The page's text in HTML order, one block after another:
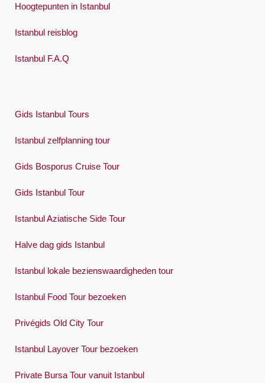
Hoogtepunten in Istanbul
Istanbul reisblog
Istanbul F.A.Q
Gids Istanbul Tours
Istanbul zelfplanning tour
Gids Bosporus Cruise Tour
Gids Istanbul Tour
Istanbul Aziatische Side Tour
Halve dag gids Istanbul
Istanbul lokale bezienswaardigheden tour
Istanbul Food Tour bezoeken
Privégids Old City Tour
Istanbul Layover Tour bezoeken
Private Bursa Tour vanuit Istanbul